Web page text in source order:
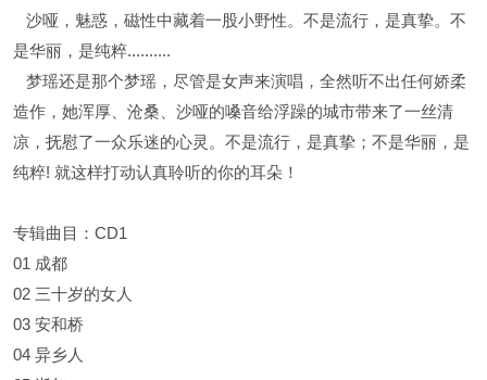
沙哑，魅惑，磁性中藏着一股小野性。不是流行，是真挚。不
是华丽，是纯粹..........
梦瑶还是那个梦瑶，尽管是女声来演唱，全然听不出任何娇柔
造作，她浑厚、沧桑、沙哑的嗓音给浮躁的城市带来了一丝清
凉，抚慰了一众乐迷的心灵。不是流行，是真挚；不是华丽，是
纯粹! 就这样打动认真聆听的你的耳朵！
专辑曲目：CD1
01 成都
02 三十岁的女人
03 安和桥
04 异乡人